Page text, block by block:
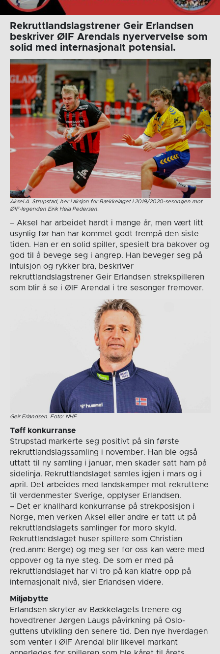
Rekruttlandslagstrener Geir Erlandsen
beskriver ØIF Arendals nyervervelse som
solid med internasjonalt potensial.
Aksel A. Strupstad, her i aksjon for Bækkelaget i 2019/2020-sesongen mot
ØIF-legenden Eirik Heia Pedersen.
– Aksel har arbeidet hardt i mange år, men vært litt
usynlig før han har kommet godt frempå den siste
tiden. Han er en solid spiller, spesielt bra bakover og
god til å bevege seg i angrep. Han beveger seg på
intuisjon og rykker bra, beskriver
rekruttlandslagstrener Geir Erlandsen strekspilleren
som blir å se i ØIF Arendal i tre sesonger fremover.
Geir Erlandsen. Foto: NHF
Tøff konkurranse
Strupstad markerte seg positivt på sin første
rekruttlandslagssamling i november. Han ble også
uttatt til ny samling i januar, men skader satt ham på
sidelinja. Rekruttlandslaget samles igjen i mars og i
april. Det arbeides med landskamper mot rekruttene
til verdenmester Sverige, opplyser Erlandsen.
– Det er knallhard konkurranse på strekposisjon i
Norge, men verken Aksel eller andre er tatt ut på
rekruttlandslagets samlinger for moro skyld.
Rekruttlandslaget huser spillere som Christian
(red.anm: Berge) og meg ser for oss kan være med
oppover og ta nye steg. De som er med på
rekruttlandslaget har vi tro på kan klatre opp på
internasjonalt nivå, sier Erlandsen videre.
Miljøbytte
Erlandsen skryter av Bækkelagets trenere og
hovedtrener Jørgen Laugs påvirkning på Oslo-
guttens utvikling den senere tid. Den nye hverdagen
som venter i ØIF Arendal blir likevel markant